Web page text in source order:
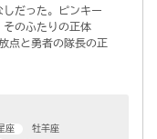
だった。ピンキー
そのふたりの正体
点と勇者の隊長の正
座
牡羊座